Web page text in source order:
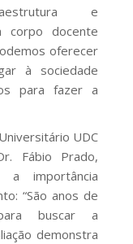
e
corpo docente
oferecer
à sociedade
para fazer a
UDC
Fábio Prado,
a importância
“São anos de
buscar a
demonstra